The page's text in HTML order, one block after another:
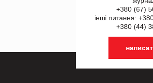
+380 (67)
інші питання:
+380 (44)